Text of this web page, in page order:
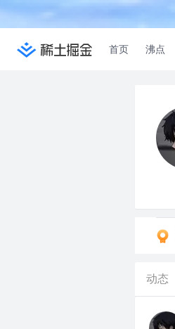
首页 沸点
动态